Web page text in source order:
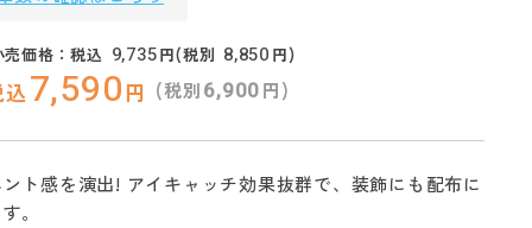
価格：税込 9,735円(税別 8,850 円)
込7,590円 (税別6,900円)
ト感を演出! アイキャッチ効果抜群で、装飾にも配布に
。